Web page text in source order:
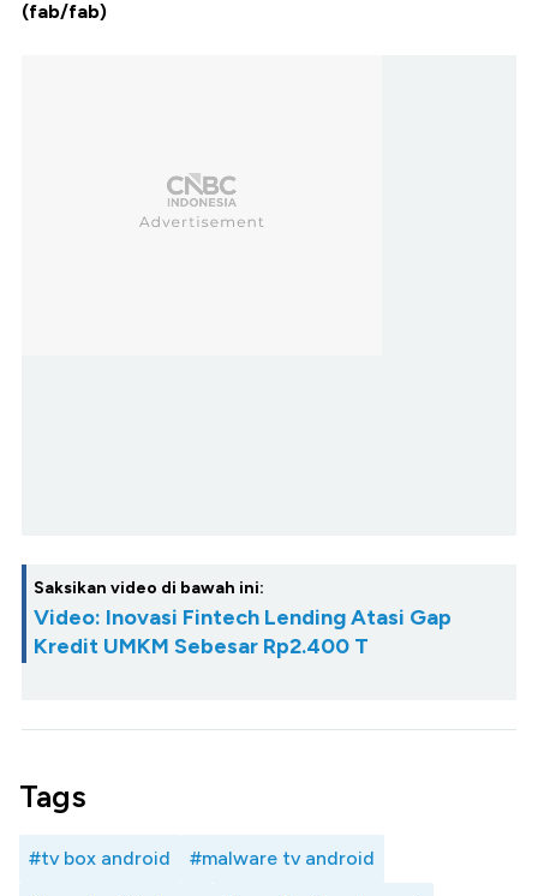
(fab/fab)
Saksikan video di bawah ini:
Video: Inovasi Fintech Lending Atasi Gap
Kredit UMKM Sebesar Rp2.400 T
Tags
#tv box android #malware tv android